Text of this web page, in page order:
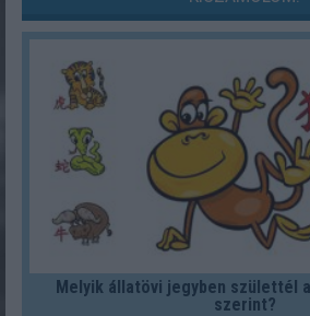
Melyik állatövi jegyben születtél
szerint?